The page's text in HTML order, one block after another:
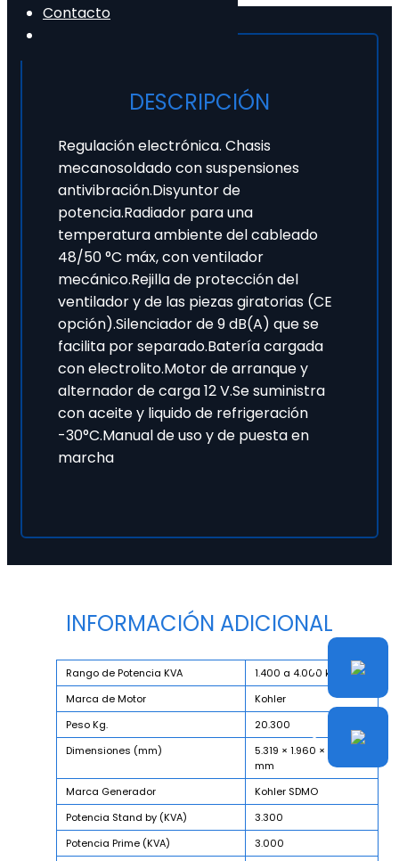
Contacto
DESCRIPCIÓN
Regulación electrónica. Chasis
mecanosoldado con suspensiones
antivibración.Disyuntor de
potencia.Radiador para una
temperatura ambiente del cableado
48/50 °C máx, con ventilador
mecánico.Rejilla de protección del
ventilador y de las piezas giratorias (CE
opción).Silenciador de 9 dB(A) que se
facilita por separado.Batería cargada
con electrolito.Motor de arranque y
alternador de carga 12 V.Se suministra
con aceite y liquido de refrigeración
-30°C.Manual de uso y de puesta en
marcha
INFORMACIÓN ADICIONAL
Rango de Potencia KVA
1.400 a 4.000 kva
Marca de Motor
Kohler
Peso Kg.
20.300
Dimensiones (mm)
5.319 × 1.960 × 2.480
mm
Marca Generador
Kohler SDMO
Potencia Stand by (KVA)
3.300
Potencia Prime (KVA)
3.000